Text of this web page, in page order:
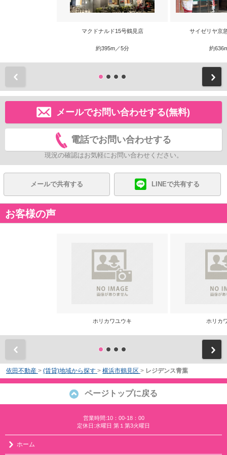
マクドナルド15号鶴見店
約395m／5分
サイゼリヤ京
約
メールでお問い合わせする(無料)
電話でお問い合わせする
現況の確認はお気軽にお問い合わせください。
メールで共有する LINEで共有する
お客様の声
ホリカワユウキ ホリカ
依田不動産 > (賃貸)地域から探す > 横浜市鶴見区 > レジデンス青葉
ページトップに戻る
営業時間:10：00-18：00
定休日:水曜日 第１第3火曜日
ホーム